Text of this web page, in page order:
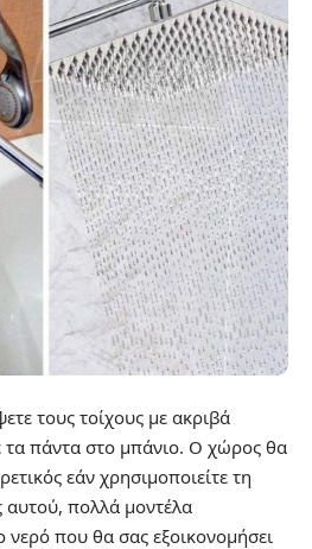
τους τοίχους με ακριβά
τα πάντα στο μπάνιο. Ο χώρος θα
εάν χρησιμοποιείτε τη
αυτού, πολλά μοντέλα
νερό που θα σας εξοικονομήσει